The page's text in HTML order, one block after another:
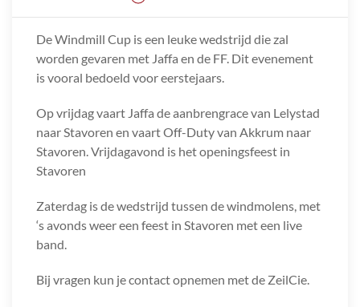
De Windmill Cup is een leuke wedstrijd die zal
worden gevaren met Jaffa en de FF. Dit evenement
is vooral bedoeld voor eerstejaars.
Op vrijdag vaart Jaffa de aanbrengrace van Lelystad
naar Stavoren en vaart Off-Duty van Akkrum naar
Stavoren. Vrijdagavond is het openingsfeest in
Stavoren
Zaterdag is de wedstrijd tussen de windmolens, met
‘s avonds weer een feest in Stavoren met een live
band.
Bij vragen kun je contact opnemen met de ZeilCie.